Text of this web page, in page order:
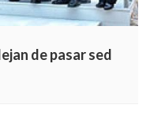
de pasar sed